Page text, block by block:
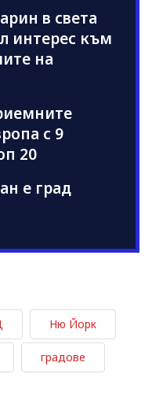
в света
интерес към
на
с 9
20
е град
Ню Йорк
градове